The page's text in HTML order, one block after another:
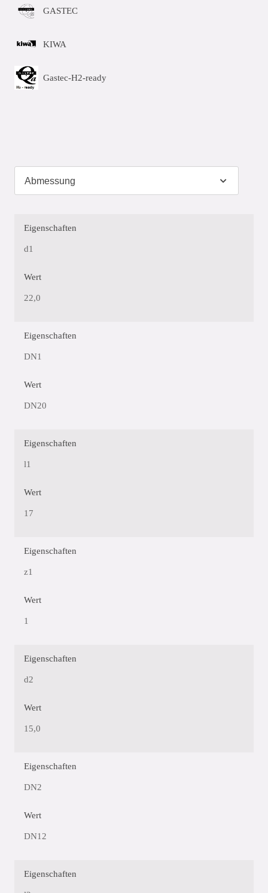
GASTEC
KIWA
Gastec-H2-ready
Eigenschaften
d1
Wert
22,0
Eigenschaften
DN1
Wert
DN20
Eigenschaften
l1
Wert
17
Eigenschaften
z1
Wert
1
Eigenschaften
d2
Wert
15,0
Eigenschaften
DN2
Wert
DN12
Eigenschaften